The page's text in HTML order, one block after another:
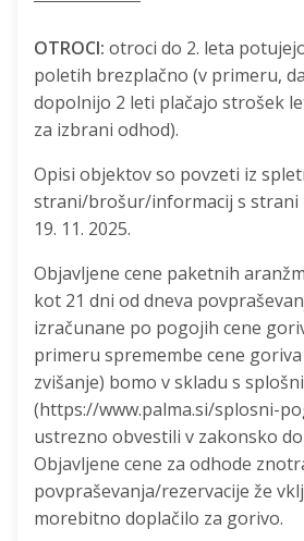
OTROCI: otroci do 2. leta
poletih brezplačno (v primeru,
dopolnijo 2 leti plačajo strošek
za izbrani odhod).
Opisi objektov so povzeti iz
strani/brošur/informacij s strani
19. 11. 2025.
Objavljene cene paketnih
kot 21 dni od dneva
izračunane po pogojih cene
primeru spremembe cene
zvišanje) bomo v skladu s
(https://www.palma.si/splosni-
ustrezno obvestili v zakonsko
Objavljene cene za odhode
povpraševanja/rezervacije že
morebitno doplačilo za gorivo.